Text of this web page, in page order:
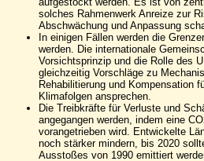
solches Rahmenwerk Anreize zur
Abschwächung und Anpassung
In einigen Fällen werden die
werden. Die internationale
Vorsichtsprinzip und die Rolle des
gleichzeitig Vorschläge zu
Rehabilitierung und Kompensation
Klimafolgen ansprechen.
Die Treibkräfte für Verluste und
angegangen werden, indem eine
vorangetrieben wird. Entwickelte
noch stärker mindern, bis 2020
Ausstoßes von 1990 emittiert